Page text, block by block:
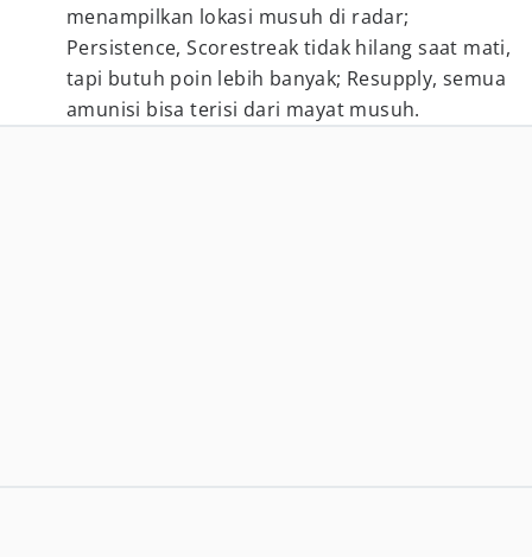
menampilkan lokasi musuh di radar;
Persistence, Scorestreak tidak hilang saat mati,
tapi butuh poin lebih banyak; Resupply, semua
amunisi bisa terisi dari mayat musuh.